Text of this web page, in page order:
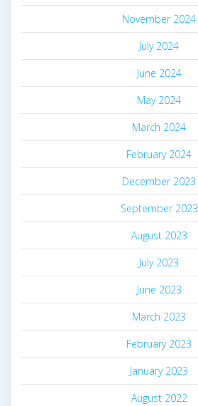
November 2024
July 2024
June 2024
May 2024
March 2024
February 2024
December 2023
September 2023
August 2023
July 2023
June 2023
March 2023
February 2023
January 2023
August 2022